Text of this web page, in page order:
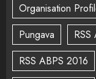
Organisation
Pungava
RSS ABPS 2016